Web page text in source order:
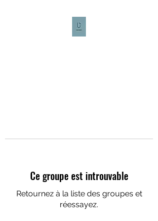
Ce groupe est introuvable
Retournez à la liste des groupes et
réessayez.